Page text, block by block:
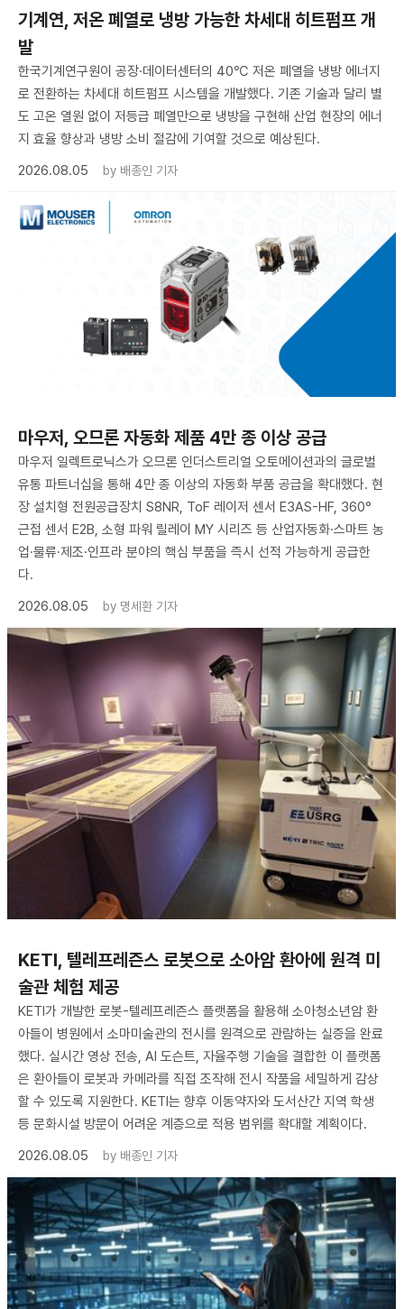
기계연, 저온 폐열로 냉방 가능한 차세대 히트펌프 개
발
한국기계연구원이 공장·데이터센터의 40℃ 저온 폐열을 냉방 에너지
로 전환하는 차세대 히트펌프 시스템을 개발했다. 기존 기술과 달리 별
도 고온 열원 없이 저등급 폐열만으로 냉방을 구현해 산업 현장의 에너
지 효율 향상과 냉방 소비 절감에 기여할 것으로 예상된다.
2026.08.05
by 배종인 기자
마우저, 오므론 자동화 제품 4만 종 이상 공급
마우저 일렉트로닉스가 오므론 인더스트리얼 오토메이션과의 글로벌
유통 파트너십을 통해 4만 종 이상의 자동화 부품 공급을 확대했다. 현
장 설치형 전원공급장치 S8NR, ToF 레이저 센서 E3AS-HF, 360°
근접 센서 E2B, 소형 파워 릴레이 MY 시리즈 등 산업자동화·스마트 농
업·물류·제조·인프라 분야의 핵심 부품을 즉시 선적 가능하게 공급한
다.
2026.08.05
by 명세환 기자
KETI, 텔레프레즌스 로봇으로 소아암 환아에 원격 미
술관 체험 제공
KETI가 개발한 로봇-텔레프레즌스 플랫폼을 활용해 소아청소년암 환
아들이 병원에서 소마미술관의 전시를 원격으로 관람하는 실증을 완료
했다. 실시간 영상 전송, AI 도슨트, 자율주행 기술을 결합한 이 플랫폼
은 환아들이 로봇과 카메라를 직접 조작해 전시 작품을 세밀하게 감상
할 수 있도록 지원한다. KETI는 향후 이동약자와 도서산간 지역 학생
등 문화시설 방문이 어려운 계층으로 적용 범위를 확대할 계획이다.
2026.08.05
by 배종인 기자